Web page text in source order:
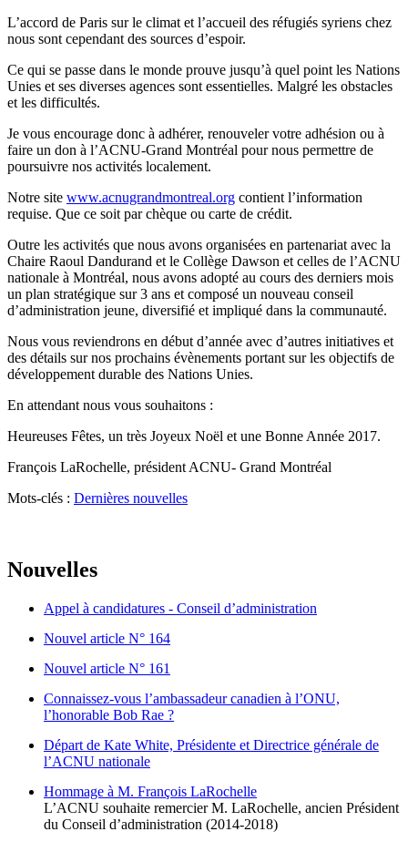
L’accord de Paris sur le climat et l’accueil des réfugiés syriens chez
nous sont cependant des sources d’espoir.
Ce qui se passe dans le monde prouve jusqu’à quel point les Nations
Unies et ses diverses agences sont essentielles. Malgré les obstacles
et les difficultés.
Je vous encourage donc à adhérer, renouveler votre adhésion ou à
faire un don à l’ACNU-Grand Montréal pour nous permettre de
poursuivre nos activités localement.
Notre site www.acnugrandmontreal.org contient l’information
requise. Que ce soit par chèque ou carte de crédit.
Outre les activités que nous avons organisées en partenariat avec la
Chaire Raoul Dandurand et le Collège Dawson et celles de l’ACNU
nationale à Montréal, nous avons adopté au cours des derniers mois
un plan stratégique sur 3 ans et composé un nouveau conseil
d’administration jeune, diversifié et impliqué dans la communauté.
Nous vous reviendrons en début d’année avec d’autres initiatives et
des détails sur nos prochains évènements portant sur les objectifs de
développement durable des Nations Unies.
En attendant nous vous souhaitons :
Heureuses Fêtes, un très Joyeux Noël et une Bonne Année 2017.
François LaRochelle, président ACNU- Grand Montréal
Mots-clés : Dernières nouvelles
Nouvelles
Appel à candidatures - Conseil d’administration
Nouvel article N° 164
Nouvel article N° 161
Connaissez-vous l’ambassadeur canadien à l’ONU,
l’honorable Bob Rae ?
Départ de Kate White, Présidente et Directrice générale de
l’ACNU nationale
Hommage à M. François LaRochelle
L’ACNU souhaite remercier M. LaRochelle, ancien Président
du Conseil d’administration (2014-2018)